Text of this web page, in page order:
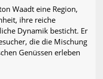
Waadt eine Region,
ihre reiche
Dynamik besticht. Er
die die Mischung
Genüssen erleben